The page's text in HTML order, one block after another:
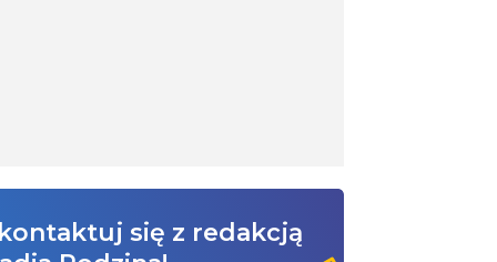
się z redakcją